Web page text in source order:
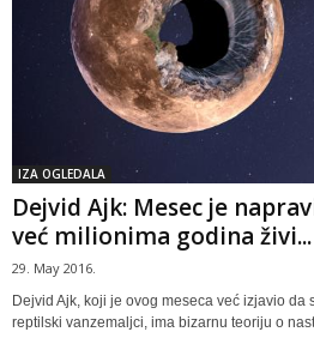
IZA OGLEDALA
Dejvid Ajk: Mesec je
već milionima godina živi...
29. May 2016.
Dejvid Ajk, koji je ovog meseca već izjavio da
reptilski vanzemaljci, ima bizarnu teoriju o